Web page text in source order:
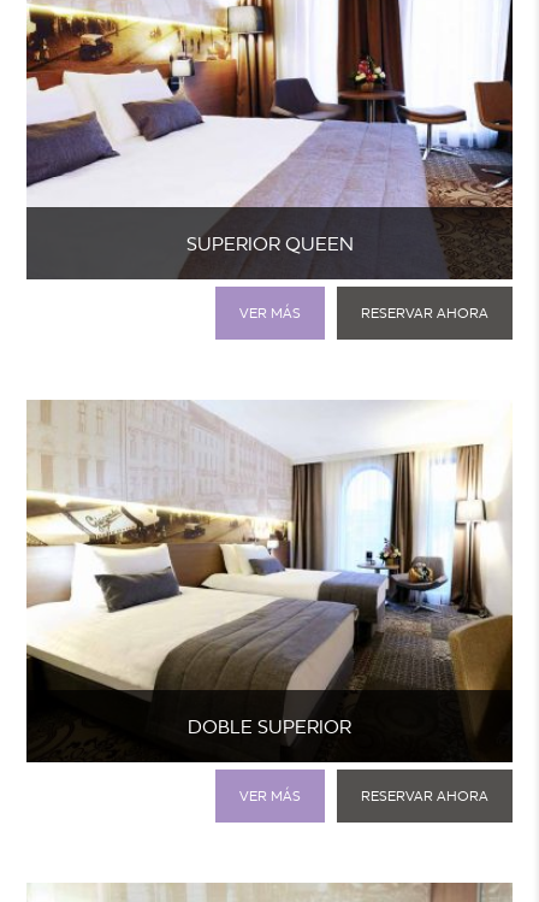
SUPERIOR QUEEN
RESERVAR AHORA
VER MÁS
DOBLE SUPERIOR
RESERVAR AHORA
VER MÁS